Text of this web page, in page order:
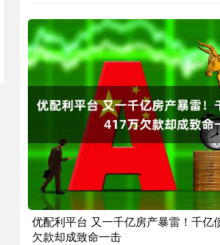
优配利平台 又一千亿房产暴雷！千亿
欠款却成致命一击